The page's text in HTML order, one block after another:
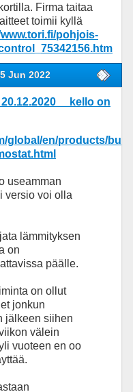
Firma taitaa
toimii kyllä
pohjois-
Jun 2022
20.12.2020 kello on
global/en/products/
useamman
versio voi olla
lämmityksen
on
päälle.
on ollut
jonkun
jälkeen siihen
välein
vuoteen en oo